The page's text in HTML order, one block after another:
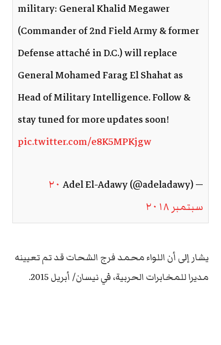
military: General Khalid Megawer
(Commander of 2nd Field Army & former
Defense attaché in D.C.) will replace
General Mohamed Farag El Shahat as
Head of Military Intelligence. Follow &
stay tuned for more updates soon!
pic.twitter.com/e8K5MPKjgw
— Adel El-Adawy (@adeladawy)
٢٠
سبتمبر ٢٠١٨
يشار إلى أن اللواء محمد فرج الشحات قد تم تعيينه
مديرا للمخابرات الحربية، في نيسان/ أبريل 2015.